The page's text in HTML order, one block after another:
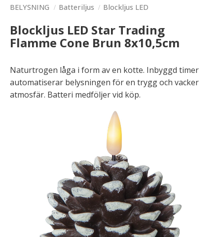
BELYSNING Batteriljus Blockljus LED
Blockljus LED Star Trading
Flamme Cone Brun 8x10,5cm
Naturtrogen låga i form av en kotte. Inbyggd timer
automatiserar belysningen för en trygg och vacker
atmosfär. Batteri medföljer vid köp.